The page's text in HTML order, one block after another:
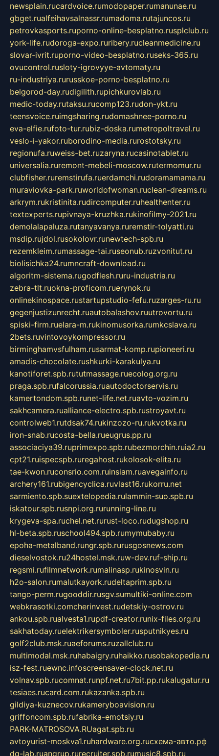
newsplain.rucardvoice.rumodopaper.rumanunae.ru
gbget.rualfeihavsalnassr.rumadoma.rutajuncos.ru
petrovkasports.ruporno-online-besplatno.rusplclub.ru
york-life.rudoroga-expo.ruribery.rucleanmedicine.ru
slovar-ivrit.ruporno-video-besplatno.ruseks-365.ru
ovucontrol.rusloty-igrovyye-avtomaty.ru
ru-industriya.rurusskoe-porno-besplatno.ru
belgorod-day.rudigilith.rupichkurovlab.ru
medic-today.rutaksu.rucomp123.rudon-ykt.ru
teensvoice.ruimgsharing.rudomashnee-porno.ru
eva-elfie.rufoto-tur.rubiz-doska.rumetropoltravel.ru
veslo-i-yakor.ruborodino-media.rurostotsky.ru
regionufa.ruweiss-bet.ruzaryna.rucasinotablet.ru
universalia.ruremont-mebeli-moscow.rutermomur.ru
clubfisher.ruremstirufa.ruerdamchi.rudoramamama.ru
muraviovka-park.ruworldofwoman.ruclean-dreams.ru
arkrym.rukristinita.rudircomputer.ruhealthenter.ru
textexperts.rupivnaya-kruzhka.rukinofilmy-2021.ru
demolalapaluza.rutanyavanya.ruremstir-tolyatti.ru
msdip.rujdol.rusokolovr.runewtech-spb.ru
rezemkleim.rumassage-tai.ruseonub.ruzvonitut.ru
biolisichka24.rumncraft-download.ru
algoritm-sistema.rugodflesh.ruru-industria.ru
zebra-tlt.ruokna-proficom.ruerynok.ru
onlinekinospace.rustartupstudio-fefu.ruzarges-ru.ru
gegenjustizunrecht.ruautobalashov.ruutrovortu.ru
spiski-firm.ruelara-m.rukinomusorka.rumkcslava.ru
2bets.ruvintovoykompressor.ru
birminghamvsfulham.rusarmat-komp.rupioneeri.ru
amadis-chocolate.rushkurki-karakulya.ru
kanotiforet.spb.rututmassage.ruecolog.org.ru
praga.spb.rufalcorussia.ruautodoctorservis.ru
kamertondom.spb.runet-life.net.ruavto-vozim.ru
sakhcamera.rualliance-electro.spb.rustroyavt.ru
controlweb1.rutdsak74.rukinzozo-ru.rukvotka.ru
iron-snab.rucosta-bella.rueugrus.pp.ru
associaciya39.ruprimexpo.spb.rubezmorchin.ruia2.ru
cpt21.ruispecspb.ruregahost.rukolosok-elita.ru
tae-kwon.ruconsrio.com.ruinsiam.ruavegainfo.ru
archery161.rubigencyclica.ruvlast16.rukorru.net
sarmiento.spb.suextelopedia.rulammin-suo.spb.ru
iskatour.spb.rusnpi.org.rurunning-line.ru
krygeva-spa.ruchel.net.rurust-loco.rudugshop.ru
hl-beta.spb.ruschool494.spb.rumymubaby.ru
epoha-metalband.rungr.spb.rurusgosnews.com
dieselvostok.ru24hostel.msk.ruw-dev.ruf-ship.ru
regsmi.rufilmnetwork.rumalinasp.rukinosvin.ru
h2o-salon.rumalutkayork.rudeltaprim.spb.ru
tango-perm.rugooddir.rusgv.sumultiki-online.com
webkrasotki.comcherinvest.rudetskiy-ostrov.ru
ankou.spb.rualvesta1.rupdf-creator.runix-files.org.ru
sakhatoday.ruelektrikersymboler.rusputnikyes.ru
golf2club.msk.ruaeforums.ruzallclub.ru
multimodal.msk.ruhabaigry.ruhaikko.rusobakopedia.ru
isz-fest.ruewnc.infoscreensaver-clock.net.ru
volnav.spb.rucomnat.runpf.net.ru7bit.pp.rukalugatur.ru
tesiaes.rucard.com.rukazanka.spb.ru
gildiya-kuznecov.rukameryboavision.ru
griffoncom.spb.rufabrika-emotsiy.ru
PARK-MATROSOVA.RUagat.spb.ru
avtoyurist-moskva1.ruhardware.org.ruсхема-авто.рф
dg-lab.ruangrup.rurecruiter.spb.rumusic8.spb.ru